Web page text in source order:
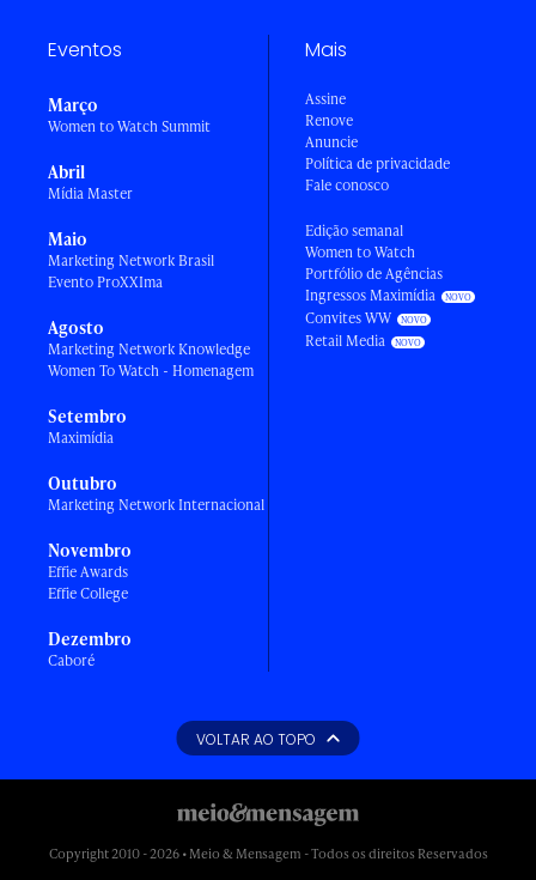
Eventos
Março
Women to Watch Summit
Abril
Mídia Master
Maio
Marketing Network Brasil
Evento ProXXIma
Agosto
Marketing Network Knowledge
Women To Watch - Homenagem
Setembro
Maximídia
Outubro
Marketing Network Internacional
Novembro
Effie Awards
Effie College
Dezembro
Caboré
Mais
Assine
Renove
Anuncie
Política de privacidade
Fale conosco
Edição semanal
Women to Watch
Portfólio de Agências
Ingressos Maximídia
Convites WW
Retail Media
VOLTAR AO TOPO
Copyright 2010 - 2026 • Meio & Mensagem - Todos os direitos Reservados